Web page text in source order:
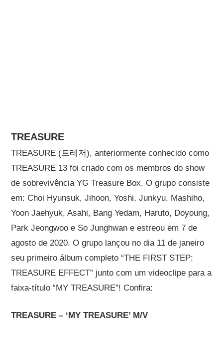
TREASURE
TREASURE (트레저), anteriormente conhecido como
TREASURE 13 foi criado com os membros do show
de sobrevivência YG Treasure Box. O grupo consiste
em: Choi Hyunsuk, Jihoon, Yoshi, Junkyu, Mashiho,
Yoon Jaehyuk, Asahi, Bang Yedam, Haruto, Doyoung,
Park Jeongwoo e So Junghwan e estreou em 7 de
agosto de 2020. O grupo lançou no dia 11 de janeiro
seu primeiro álbum completo “THE FIRST STEP:
TREASURE EFFECT” junto com um videoclipe para a
faixa-título “MY TREASURE”! Confira:
TREASURE – ‘MY TREASURE’ M/V